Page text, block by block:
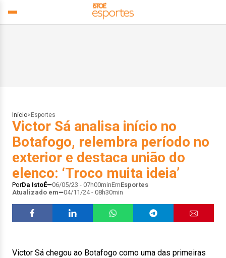
Início> Esportes
Victor Sá analisa início no
Botafogo, relembra período no
exterior e destaca união do
elenco: ‘Troco muita ideia’
PorDa IstoÉ 06/05/23 - 07h00minEmEsportes
Atualizado em
04/11/24 - 08h30min
Victor Sá chegou ao Botafogo como uma das primeiras